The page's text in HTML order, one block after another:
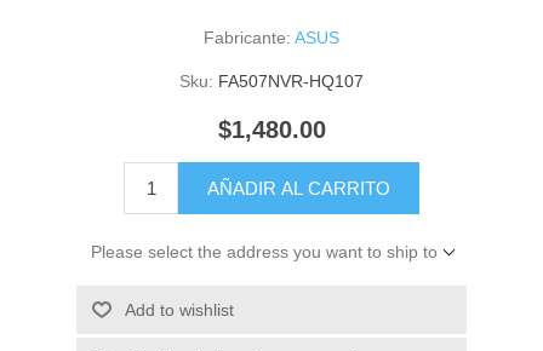
Fabricante: ASUS
Sku: FA507NVR-HQ107
$1,480.00
AÑADIR AL CARRITO
Please select the address you want to ship to
Add to wishlist